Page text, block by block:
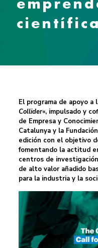
científica
El programa de apoyo a
Collider«, impulsado y
de Empresa y
Catalunya y la Fundación
edición con el objetivo
fomentando la actitud
centros de
de alto valor añadido
para la industria y la